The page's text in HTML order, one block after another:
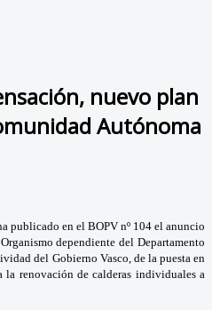
nuevo plan
Autónoma
publicado en el BOPV nº 104 el anuncio
dependiente del Departamento
del Gobierno Vasco, de la puesta en
la renovación de calderas individuales a